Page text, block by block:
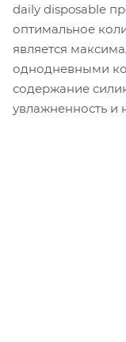
daily disposable
оптимальное
является
однодневными
содержание
увлажненность и